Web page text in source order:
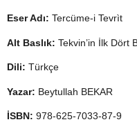
Eser Adı: Tercüme-i Tevrìt
Alt Baslık: Tekvin’in İlk Dört
Dili: Türkçe
Yazar: Beytullah BEKAR
İSBN: 978-625-7033-87-9